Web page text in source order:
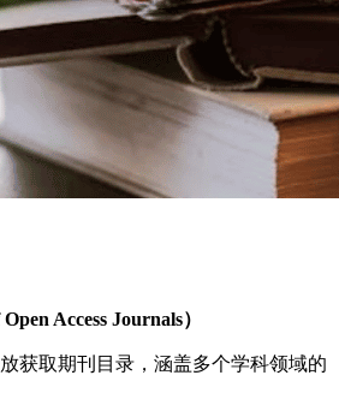
Access Journals）
获取期刊目录，涵盖多个学科领域的